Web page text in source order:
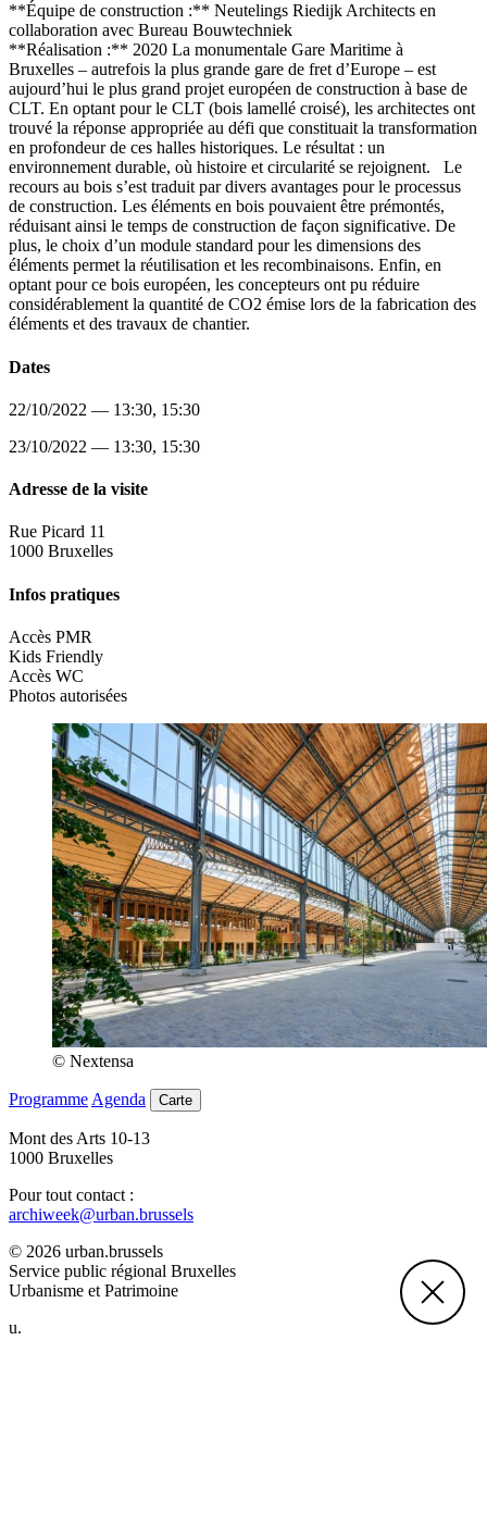
**Équipe de construction :** Neutelings Riedijk Architects en
collaboration avec Bureau Bouwtechniek
**Réalisation :** 2020 La monumentale Gare Maritime à
Bruxelles – autrefois la plus grande gare de fret d’Europe – est
aujourd’hui le plus grand projet européen de construction à base de
CLT. En optant pour le CLT (bois lamellé croisé), les architectes ont
trouvé la réponse appropriée au défi que constituait la transformation
en profondeur de ces halles historiques. Le résultat : un
environnement durable, où histoire et circularité se rejoignent. Le
recours au bois s’est traduit par divers avantages pour le processus
de construction. Les éléments en bois pouvaient être prémontés,
réduisant ainsi le temps de construction de façon significative. De
plus, le choix d’un module standard pour les dimensions des
éléments permet la réutilisation et les recombinaisons. Enfin, en
optant pour ce bois européen, les concepteurs ont pu réduire
considérablement la quantité de CO2 émise lors de la fabrication des
éléments et des travaux de chantier.
Dates
22/10/2022 — 13:30, 15:30
23/10/2022 — 13:30, 15:30
Adresse de la visite
Rue Picard 11
1000 Bruxelles
Infos pratiques
Accès PMR
Kids Friendly
Accès WC
Photos autorisées
© Nextensa
Programme Agenda Carte
Mont des Arts 10-13
1000 Bruxelles
Pour tout contact :
archiweek@urban.brussels
© 2026 urban.brussels
Service public régional Bruxelles
Urbanisme et Patrimoine
u.